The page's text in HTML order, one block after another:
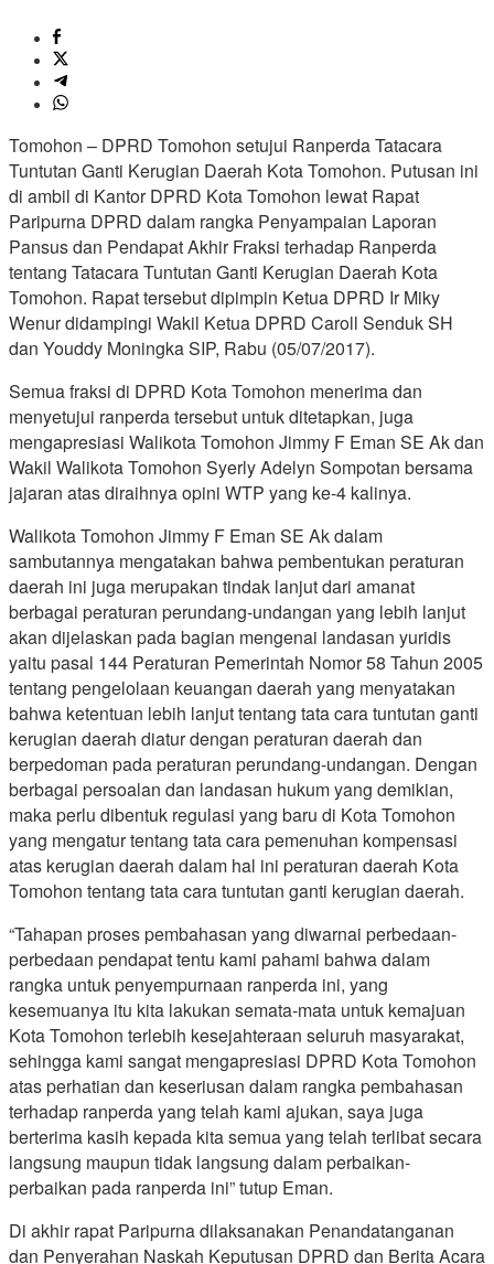
Tomohon – DPRD Tomohon setujui Ranperda Tatacara
Tuntutan Ganti Kerugian Daerah Kota Tomohon. Putusan ini
di ambil di Kantor DPRD Kota Tomohon lewat Rapat
Paripurna DPRD dalam rangka Penyampaian Laporan
Pansus dan Pendapat Akhir Fraksi terhadap Ranperda
tentang Tatacara Tuntutan Ganti Kerugian Daerah Kota
Tomohon. Rapat tersebut dipimpin Ketua DPRD Ir Miky
Wenur didampingi Wakil Ketua DPRD Caroll Senduk SH
dan Youddy Moningka SIP, Rabu (05/07/2017).
Semua fraksi di DPRD Kota Tomohon menerima dan
menyetujui ranperda tersebut untuk ditetapkan, juga
mengapresiasi Walikota Tomohon Jimmy F Eman SE Ak dan
Wakil Walikota Tomohon Syerly Adelyn Sompotan bersama
jajaran atas diraihnya opini WTP yang ke-4 kalinya.
Walikota Tomohon Jimmy F Eman SE Ak dalam
sambutannya mengatakan bahwa pembentukan peraturan
daerah ini juga merupakan tindak lanjut dari amanat
berbagai peraturan perundang-undangan yang lebih lanjut
akan dijelaskan pada bagian mengenai landasan yuridis
yaitu pasal 144 Peraturan Pemerintah Nomor 58 Tahun 2005
tentang pengelolaan keuangan daerah yang menyatakan
bahwa ketentuan lebih lanjut tentang tata cara tuntutan ganti
kerugian daerah diatur dengan peraturan daerah dan
berpedoman pada peraturan perundang-undangan. Dengan
berbagai persoalan dan landasan hukum yang demikian,
maka perlu dibentuk regulasi yang baru di Kota Tomohon
yang mengatur tentang tata cara pemenuhan kompensasi
atas kerugian daerah dalam hal ini peraturan daerah Kota
Tomohon tentang tata cara tuntutan ganti kerugian daerah.
“Tahapan proses pembahasan yang diwarnai perbedaan-
perbedaan pendapat tentu kami pahami bahwa dalam
rangka untuk penyempurnaan ranperda ini, yang
kesemuanya itu kita lakukan semata-mata untuk kemajuan
Kota Tomohon terlebih kesejahteraan seluruh masyarakat,
sehingga kami sangat mengapresiasi DPRD Kota Tomohon
atas perhatian dan keseriusan dalam rangka pembahasan
terhadap ranperda yang telah kami ajukan, saya juga
berterima kasih kepada kita semua yang telah terlibat secara
langsung maupun tidak langsung dalam perbaikan-
perbaikan pada ranperda ini” tutup Eman.
Di akhir rapat Paripurna dilaksanakan Penandatanganan
dan Penyerahan Naskah Keputusan DPRD dan Berita Acara